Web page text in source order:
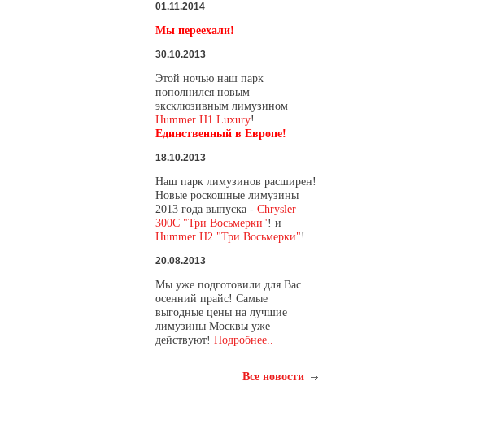
01.11.2014
Мы переехали!
30.10.2013
Этой ночью наш парк
пополнился новым
эксклюзивным лимузином
Hummer H1 Luxury!
Единственный в Европе!
18.10.2013
Наш парк лимузинов расширен!
Новые роскошные лимузины
2013 года выпуска - Chrysler
300C "Три Восьмерки"! и
Hummer H2 "Три Восьмерки"!
20.08.2013
Мы уже подготовили для Вас
осенний прайс! Самые
выгодные цены на лучшие
лимузины Москвы уже
действуют! Подробнее..
Все новости